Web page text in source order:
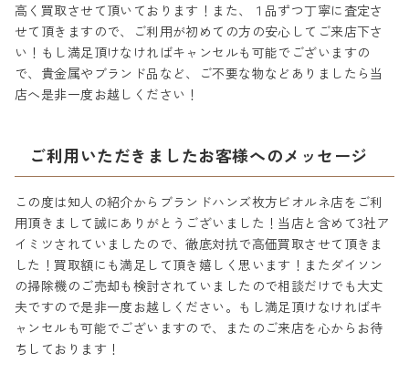
高く買取させて頂いております！また、１品ずつ丁寧に査定さ
せて頂きますので、ご利用が初めての方の安心してご来店下さ
い！もし満足頂けなければキャンセルも可能でございますの
で、貴金属やブランド品など、ご不要な物などありましたら当
店へ是非一度お越しください！
ご利用いただきましたお客様へのメッセージ
この度は知人の紹介からブランドハンズ枚方ビオルネ店をご利
用頂きまして誠にありがとうございました！当店と含めて3社ア
イミツされていましたので、徹底対抗で高価買取させて頂きま
した！買取額にも満足して頂き嬉しく思います！またダイソン
の掃除機のご売却も検討されていましたので相談だけでも大丈
夫ですので是非一度お越しください。もし満足頂けなければキ
ャンセルも可能でございますので、またのご来店を心からお待
ちしております！